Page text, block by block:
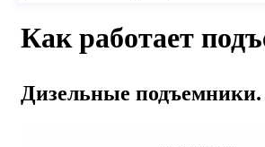
Как работает
Дизельные подъемники.